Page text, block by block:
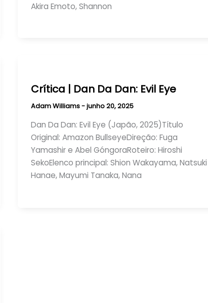
Akira Emoto, Shannon
Crítica | Dan Da Dan: Evil Eye
Adam Williams-junho 20, 2025
Dan Da Dan: Evil Eye (Japão, 2025)Título
Original: Amazon BullseyeDireção: Fuga
Yamashir e Abel GóngoraRoteiro: Hiroshi
SekoElenco principal: Shion Wakayama, Natsuki
Hanae, Mayumi Tanaka, Nana